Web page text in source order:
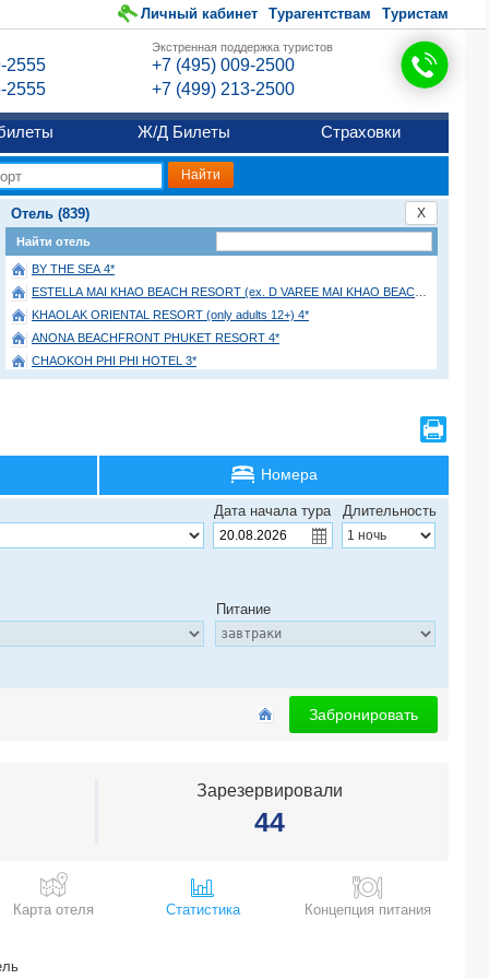
Личный кабинет Турагентствам Туристам
2555
2555
Экстренная поддержка туристов
+7 (495) 009-2500
+7 (499) 213-2500
Ж/Д Билеты Страховки
X
Отель (839)
Найти отель
BY THE SEA 4*
ESTELLA MAI KHAO BEACH RESORT (ex. D VAREE MAI KHAO BEACH) 4*
KHAOLAK ORIENTAL RESORT (only adults 12+) 4*
ANONA BEACHFRONT PHUKET RESORT 4*
CHAOKOH PHI PHI HOTEL 3*
THE LANTERN RESORT PATONG 4*
SAMUI RESOTEL BEACH RESORT 4*
KOKOTEL KHAO LAK SEASCAPE (ex. KHAOLAK GOLDEN PLACE) 3*
SYAMA MANSION PATONG, AN ASPIRA COLLECTION 4*
BARCELO COCONUT ISLAND 5*
RENAISSANCE PHUKET RESORT & SPA 5*
PATONG LODGE HOTEL 3*
ROYAL HERITAGE PAVILION 3*
Номера
Дата начала тура Длительность
Питание
Забронировать
Зарезервировали
44
Карта отеля Статистика Концепция питания